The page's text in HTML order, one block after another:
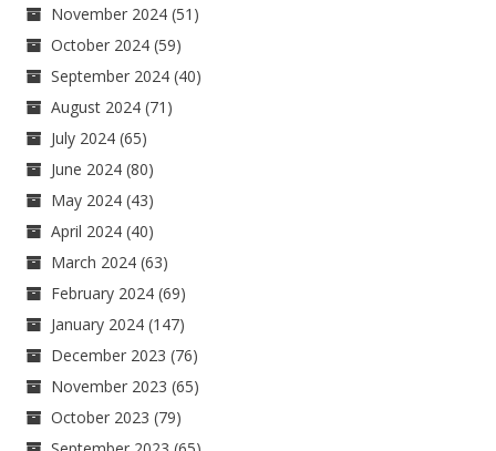
November 2024 (51)
October 2024 (59)
September 2024 (40)
August 2024 (71)
July 2024 (65)
June 2024 (80)
May 2024 (43)
April 2024 (40)
March 2024 (63)
February 2024 (69)
January 2024 (147)
December 2023 (76)
November 2023 (65)
October 2023 (79)